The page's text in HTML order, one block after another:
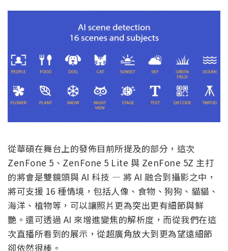
從華碩在舞台上的發佈目前所提及的部分，這次
ZenFone 5、ZenFone 5 Lite 與 ZenFone 5Z 主打
的將會是雙鏡頭與 AI 科技 — 將 AI 融合到攝影之中，
將可支援 16 種情境，包括人像、食物、狗狗、貓貓、
海洋、植物等，可以讓照片更為突出更有細節與鮮
艷。還可透過 AI 來增進變焦的解析度，而從我們在這
次直播所看到的展示，從超廣角放大到更為望遠細節
卻依然很棒。